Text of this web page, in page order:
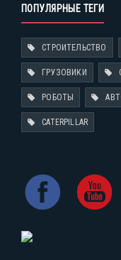
ПОПУЛЯРНЫЕ ТЕГИ
СТРОИТЕЛЬСТВО
ГРУЗОВИКИ
РОБОТЫ
CATERPILLAR